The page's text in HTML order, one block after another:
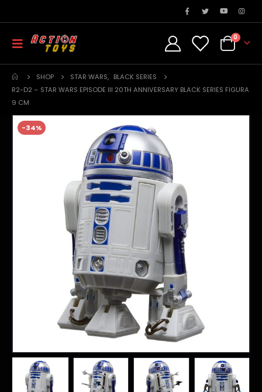
0
SHOP STAR WARS, BLACK SERIES
R2-D2 – STAR WARS EPISODE III 20TH ANNIVERSARY BLACK SERIES FIGURA
9 CM
-34%